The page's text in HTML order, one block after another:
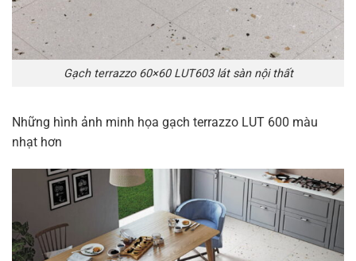
Gạch terrazzo 60×60 LUT603 lát sàn nội thất
Những hình ảnh minh họa gạch terrazzo LUT 600 màu
nhạt hơn